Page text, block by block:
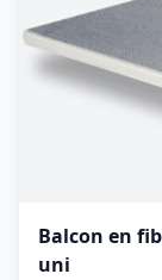
Balcon en
uni